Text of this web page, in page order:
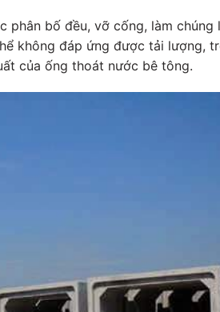
phân bố đều, vỡ cống, làm chúng
không đáp ứng được tải lượng,
của ống thoát nước bê tông.